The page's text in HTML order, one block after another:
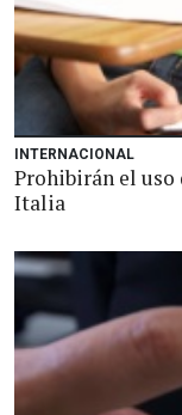
INTERNACIONAL
Prohibirán el uso
Italia